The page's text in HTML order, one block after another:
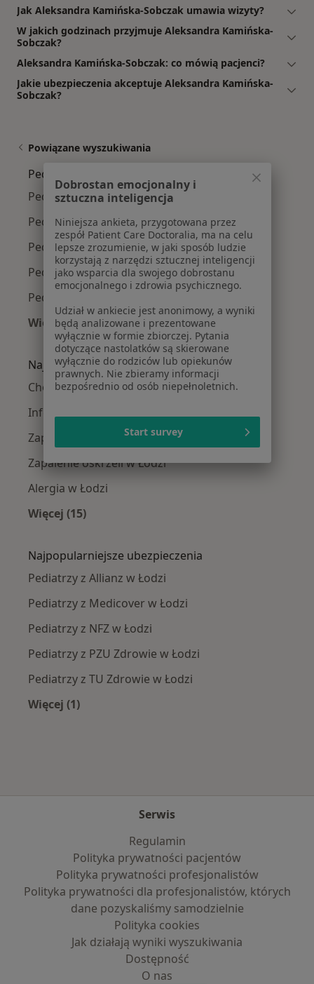
Jak Aleksandra Kamińska-Sobczak umawia wizyty?
W jakich godzinach przyjmuje Aleksandra Kamińska-
Sobczak?
Aleksandra Kamińska-Sobczak: co mówią pacjenci?
Jakie ubezpieczenia akceptuje Aleksandra Kamińska-
Sobczak?
Powiązane wyszukiwania
Pediatrzy w pobliżu
Pediatrzy Bałuty
Pediatrzy Górna
Pediatrzy Śródmieście
Pediatrzy Widzew
Pediatrzy Polesie
Więcej (2)
Więcej w kategorii: Pediatrzy w pobliżu
Najczęście leczone choroby
Choroby wieku dziecięcego w Łodzi
Infekcje dróg oddechowych w Łodzi
Zapalenie płuc w Łodzi
Zapalenie oskrzeli w Łodzi
Alergia w Łodzi
Więcej (15)
Najpopularniejsze ubezpieczenia
Pediatrzy z Allianz w Łodzi
Pediatrzy z Medicover w Łodzi
Pediatrzy z NFZ w Łodzi
Pediatrzy z PZU Zdrowie w Łodzi
Pediatrzy z TU Zdrowie w Łodzi
Więcej (1)
Serwis
Regulamin
Polityka prywatności pacjentów
Polityka prywatności profesjonalistów
Polityka prywatności dla profesjonalistów, których
dane pozyskaliśmy samodzielnie
Polityka cookies
Jak działają wyniki wyszukiwania
Dostępność
O nas
Dobrostan emocjonalny i
sztuczna inteligencja
Niniejsza ankieta, przygotowana przez
zespół Patient Care Doctoralia, ma na celu
lepsze zrozumienie, w jaki sposób ludzie
korzystają z narzędzi sztucznej inteligencji
jako wsparcia dla swojego dobrostanu
emocjonalnego i zdrowia psychicznego.
Udział w ankiecie jest anonimowy, a wyniki
będą analizowane i prezentowane
wyłącznie w formie zbiorczej. Pytania
dotyczące nastolatków są skierowane
wyłącznie do rodziców lub opiekunów
prawnych. Nie zbieramy informacji
bezpośrednio od osób niepełnoletnich.
Start survey